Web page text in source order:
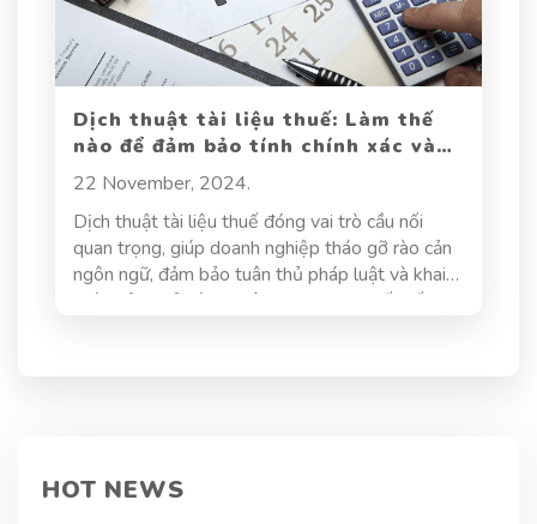
và chinh phục những thử thách trong nghề?
Dịch thuật tài liệu thuế: Làm thế
nào để đảm bảo tính chính xác và
an toàn dữ liệu thuế?
22 November, 2024.
Dịch thuật tài liệu thuế đóng vai trò cầu nối
quan trọng, giúp doanh nghiệp tháo gỡ rào cản
ngôn ngữ, đảm bảo tuân thủ pháp luật và khai
thác hiệu quả các cơ hội kinh doanh quốc tế. Tuy
đi sâu phân tích vai trò của dịch thuật tài liệu
HOT NEWS